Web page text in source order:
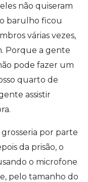
não quiseram
barulho ficou
várias vezes,
Porque a gente
pode fazer um
quarto de
assistir
por parte
da prisão, o
o microfone
pelo tamanho do